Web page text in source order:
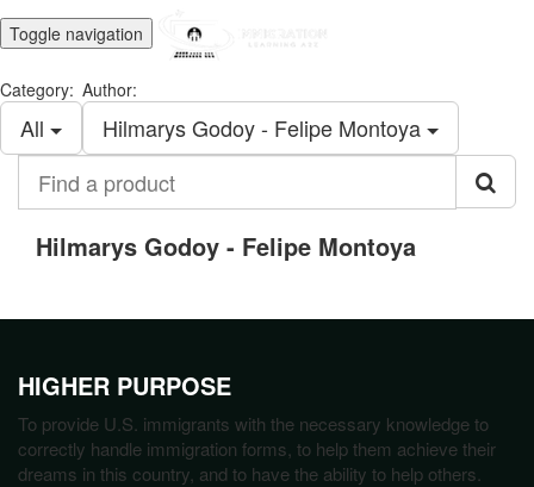
Toggle navigation
Category:
All
Author:
Hilmarys Godoy - Felipe Montoya
product
Hilmarys Godoy - Felipe Montoya
HIGHER PURPOSE
To provide U.S. immigrants with the necessary knowledge to
correctly handle immigration forms, to help them achieve their
dreams in this country, and to have the ability to help others.